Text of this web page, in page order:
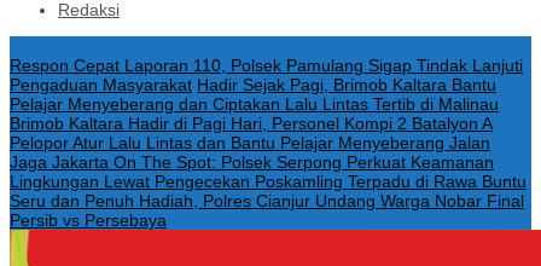
Redaksi
Respon Cepat Laporan 110, Polsek Pamulang Sigap Tindak Lanjuti
Pengaduan Masyarakat Hadir Sejak Pagi, Brimob Kaltara Bantu
Pelajar Menyeberang dan Ciptakan Lalu Lintas Tertib di Malinau
Brimob Kaltara Hadir di Pagi Hari, Personel Kompi 2 Batalyon A
Pelopor Atur Lalu Lintas dan Bantu Pelajar Menyeberang Jalan
Jaga Jakarta On The Spot: Polsek Serpong Perkuat Keamanan
Lingkungan Lewat Pengecekan Poskamling Terpadu di Rawa Buntu
Seru dan Penuh Hadiah, Polres Cianjur Undang Warga Nobar Final
Persib vs Persebaya